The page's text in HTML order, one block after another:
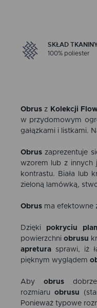
SKŁAD
100% poliester
Obrusz Kolekcji
w przydomowym
gałązkami i listkami.
Obruszaprezentuje
wzorem lub z innych
kontrastu. Biała lub
zieloną lamówką,
Obrusma efektowne
Dzięki pokryciu
powierzchni obrusu
apreturasprawi, iż
pięknym wyglądem
Aby obrusdobrze
rozmiaru obrusu
Ponieważ typowe